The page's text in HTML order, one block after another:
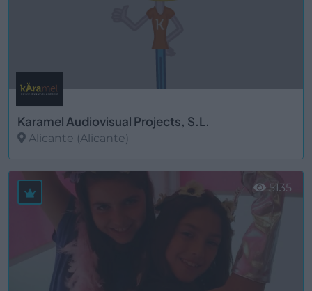
Karamel Audiovisual Projects, S.L.
Alicante (Alicante)
5135